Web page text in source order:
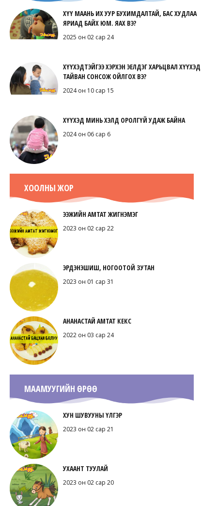
ХҮҮ МААНЬ ИХ УУР БУХИМДАЛТАЙ, БАС ХУДЛАА
ЯРИАД БАЙХ ЮМ. ЯАХ ВЭ?
2025 он 02 сар 24
ХҮҮХЭДТЭЙГЭЭ ХЭРХЭН ЭЕЛДЭГ ХАРЬЦВАЛ ХҮҮХЭД
ТАЙВАН СОНСОЖ ОЙЛГОХ ВЭ?
2024 он 10 сар 15
ХҮҮХЭД МИНЬ ХЭЛД ОРОЛГҮЙ УДАЖ БАЙНА
2024 он 06 сар 6
ХООЛНЫ ЖОР
ЭЭЖИЙН АМТАТ ЖИГНЭМЭГ
2023 он 02 сар 22
ЭРДЭНЭШИШ, НОГООТОЙ ЗУТАН
2023 он 01 сар 31
АНАНАСТАЙ АМТАТ КЕКС
2022 он 03 сар 24
МААМУУГИЙН ӨРӨӨ
ХУН ШУВУУНЫ ҮЛГЭР
2023 он 02 сар 21
УХААНТ ТУУЛАЙ
2023 он 02 сар 20